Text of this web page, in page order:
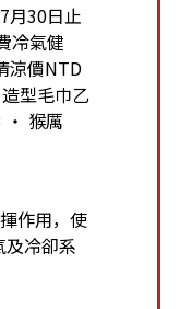
月30日止
冷氣健
涼價NTD
型毛巾乙
‧ 猴厲
作用，使
及冷卻系